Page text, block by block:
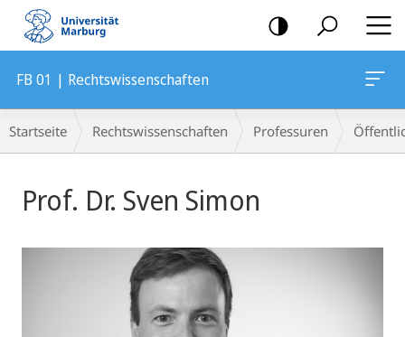
Mobile-
Navigation
FB 01 | Rechtswissenschaften
Breadcrumb-
Navigation
Startseite Rechtswissenschaften Professuren
Prof. Dr. Sven Simon